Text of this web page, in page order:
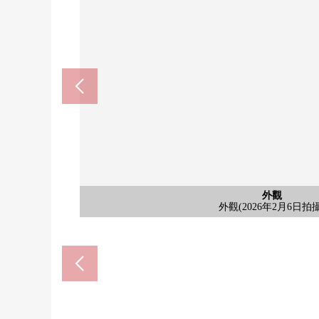
外觀
外觀(2026年2月6日拍
客廳
客廳
客廳
客廳
客廳
客廳
客廳
客廳
廚房
廚房
廚房
廚房
廚房
廚房
洗臉
洗臉
公共汽車
公共汽車
室內
室內
室內
室內
收納
收納
室內
室內
收納
收納
室內
室內
收納
收納
室內
室內
收納
收納
洗臉
洗臉
廁所
廁所
廁所
廁所
廚房
廚房
陽台
陽台
風景
風景
門口
門口(2026年2月6日拍
外觀
外觀(2026年2月6日拍
外觀
外觀(2026年2月6日拍
停車場
停車場(2026年2月6日拍
Yaoko所澤美原店(約
所澤市立富岡小學(約
所澤市立富岡中學(約